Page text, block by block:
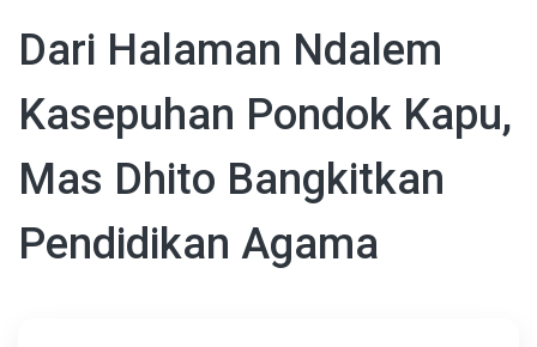
Dari Halaman Ndalem
Kasepuhan Pondok Kapu,
Mas Dhito Bangkitkan
Pendidikan Agama